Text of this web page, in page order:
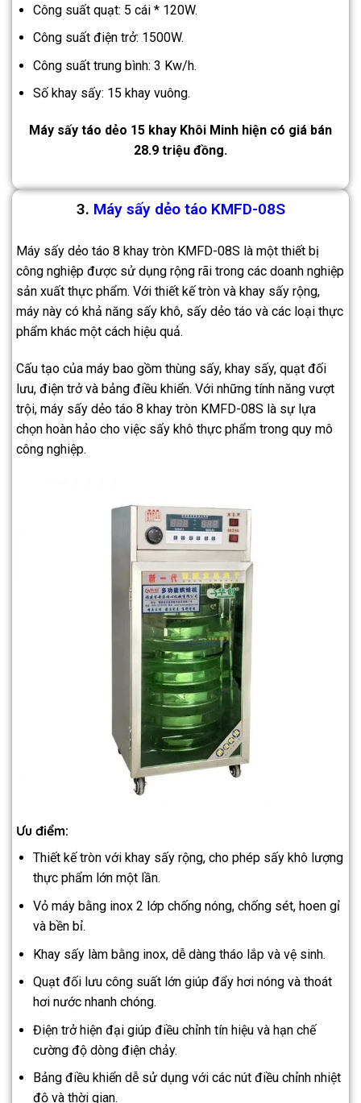
Công suất quạt: 5 cái * 120W.
Công suất điện trở: 1500W.
Công suất trung bình: 3 Kw/h.
Số khay sấy: 15 khay vuông.
Máy sấy táo dẻo 15 khay Khôi Minh hiện có giá bán
28.9 triệu đồng.
3. Máy sấy dẻo táo KMFD-08S
Máy sấy dẻo táo 8 khay tròn KMFD-08S là một thiết bị
công nghiệp được sử dụng rộng rãi trong các doanh nghiệp
sản xuất thực phẩm. Với thiết kế tròn và khay sấy rộng,
máy này có khả năng sấy khô, sấy dẻo táo và các loại thực
phẩm khác một cách hiệu quả.
Cấu tạo của máy bao gồm thùng sấy, khay sấy, quạt đối
lưu, điện trở và bảng điều khiển. Với những tính năng vượt
trội, máy sấy dẻo táo 8 khay tròn KMFD-08S là sự lựa
chọn hoàn hảo cho việc sấy khô thực phẩm trong quy mô
công nghiệp.
Ưu điểm:
Thiết kế tròn với khay sấy rộng, cho phép sấy khô lượng
thực phẩm lớn một lần.
Vỏ máy bằng inox 2 lớp chống nóng, chống sét, hoen gỉ
và bền bỉ.
Khay sấy làm bằng inox, dễ dàng tháo lắp và vệ sinh.
Quạt đối lưu công suất lớn giúp đẩy hơi nóng và thoát
hơi nước nhanh chóng.
Điện trở hiện đại giúp điều chỉnh tín hiệu và hạn chế
cường độ dòng điện chảy.
Bảng điều khiển dễ sử dụng với các nút điều chỉnh nhiệt
độ và thời gian.